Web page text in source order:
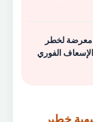
لأكثر من 24 ساعة معرضة لخطر
الإسعاف الفوري
خطير